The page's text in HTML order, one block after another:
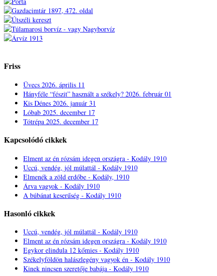
Friss
Üvecs 2026. április 11
Hányféle “fészit” használt a székely? 2026. február 01
Kis Dénes 2026. január 31
Lóbab 2025. december 17
Tótrépa 2025. december 17
Kapcsolódó cikkek
Elment az én rózsám idegen országra - Kodály 1910
Uccú, vendég, jól múlattál - Kodály 1910
Elmenék a zöld erdőbe - Kodály, 1910
Árva vagyok - Kodály 1910
A búbánat keserűség - Kodály 1910
Hasonló cikkek
Uccú, vendég, jól múlattál - Kodály 1910
Elment az én rózsám idegen országra - Kodály 1910
Egykor elindula 12 kőmies - Kodály 1910
Székelyföldön halászlegény vagyok én - Kodály 1910
Kinek nincsen szeretője babája - Kodály 1910